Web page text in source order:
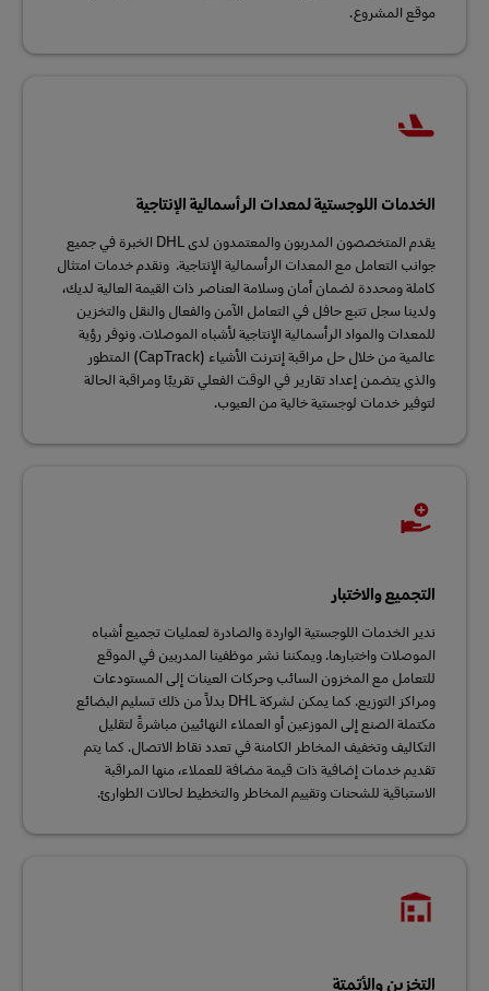
موقع المشروع.
الخدمات اللوجستية لمعدات الرأسمالية الإنتاجية
يقدم المتخصصون المدربون والمعتمدون لدى DHL الخبرة في جميع
جوانب التعامل مع المعدات الرأسمالية الإنتاجية. ونقدم خدمات امتثال
كاملة ومحددة لضمان أمان وسلامة العناصر ذات القيمة العالية لديك،
ولدينا سجل تتبع حافل في التعامل الآمن والفعال والنقل والتخزين
للمعدات والمواد الرأسمالية الإنتاجية لأشباه الموصلات. ونوفر رؤية
عالمية من خلال حل مراقبة إنترنت الأشياء (CapTrack) المتطور
والذي يتضمن إعداد تقارير في الوقت الفعلي تقريبًا ومراقبة الحالة
لتوفير خدمات لوجستية خالية من العيوب.
التجميع والاختبار
ندير الخدمات اللوجستية الواردة والصادرة لعمليات تجميع أشباه
الموصلات واختبارها. ويمكننا نشر موظفينا المدربين في الموقع
للتعامل مع المخزون السائب وحركات العينات إلى المستودعات
ومراكز التوزيع. كما يمكن لشركة DHL بدلاً من ذلك تسليم البضائع
مكتملة الصنع إلى الموزعين أو العملاء النهائيين مباشرةً لتقليل
التكاليف وتخفيف المخاطر الكامنة في تعدد نقاط الاتصال. كما يتم
تقديم خدمات إضافية ذات قيمة مضافة للعملاء، منها المراقبة
الاستباقية للشحنات وتقييم المخاطر والتخطيط لحالات الطوارئ.
التخزين والأتمتة